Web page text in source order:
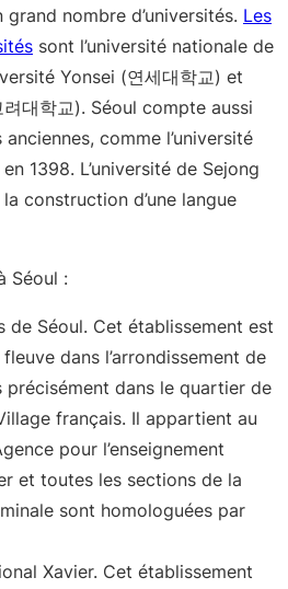
grand nombre d’universités. Les
sont l’université nationale de
Yonsei (연세대학교) et
대학교). Séoul compte aussi
comme l’université
1398. L’université de Sejong
construction d’une langue
Séoul :
de Séoul. Cet établissement est
dans l’arrondissement de
précisément dans le quartier de
français. Il appartient au
pour l’enseignement
et toutes les sections de la
sont homologuées par
Xavier. Cet établissement